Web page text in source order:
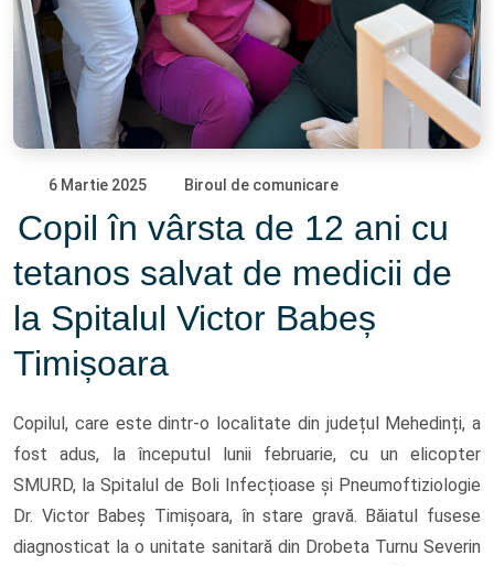
6 Martie 2025 Biroul de comunicare
Copil în vârsta de 12 ani cu
tetanos salvat de medicii de
la Spitalul Victor Babeș
Timișoara
Copilul, care este dintr-o localitate din județul Mehedinți, a
fost adus, la începutul lunii februarie, cu un elicopter
SMURD, la Spitalul de Boli Infecțioase și Pneumoftiziologie
Dr. Victor Babeș Timișoara, în stare gravă. Băiatul fusese
diagnosticat la o unitate sanitară din Drobeta Turnu Severin